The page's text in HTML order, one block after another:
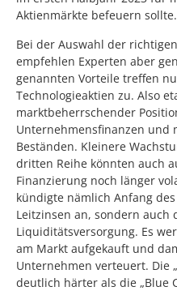
Aktienmärkte befeuern sollte.
Bei der Auswahl der
empfehlen Experten aber
genannten Vorteile treffen
Technologieaktien zu. Also
marktbeherrschender
Unternehmensfinanzen und
Beständen. Kleinere
dritten Reihe könnten auch
Finanzierung noch länger
kündigte nämlich Anfang
Leitzinsen an, sondern auch
Liquiditätsversorgung. Es
am Markt aufgekauft und
Unternehmen verteuert. Die
deutlich härter als die „Blue